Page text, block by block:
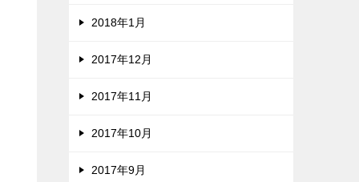
2018年1月
2017年12月
2017年11月
2017年10月
2017年9月